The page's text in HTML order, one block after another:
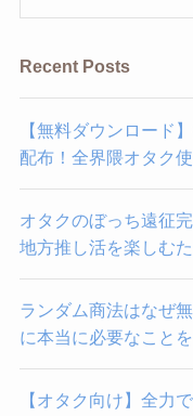
Recent Posts
【無料ダウンロード
配布！全界隈オタク
オタクのぼっち遠征
地方推し活を楽しむ
ランダム商法はなぜ
に本当に必要なこと
【オタク向け】全力